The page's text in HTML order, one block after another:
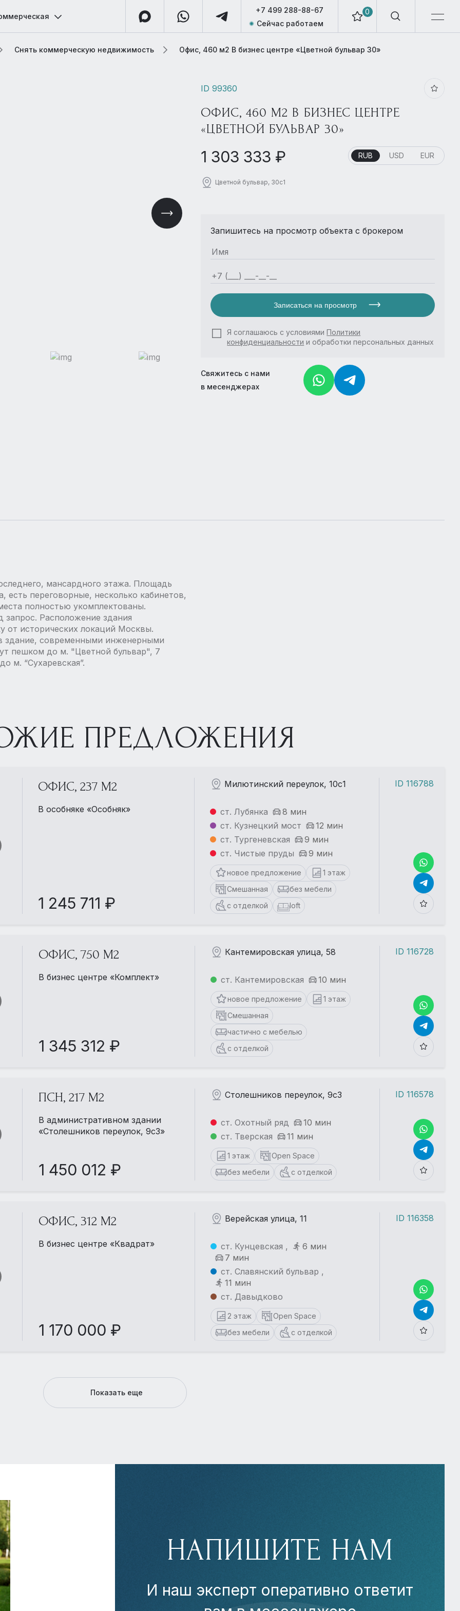
0
+7 499 288-88-67
Сейчас работаем
Снять коммерческую недвижимость Офис, 460 м2 В бизнес центре «Цветной бульвар 30»
ID 99360
ОФИС, 460 М2 В БИЗНЕС ЦЕНТРЕ
«ЦВЕТНОЙ БУЛЬВАР 30»
1 303 333 ₽ RUB USD EUR
Цветной бульвар, 30с1
Запишитесь на просмотр объекта с брокером
Записаться на просмотр
Я соглашаюсь с условиямиПолитики
конфиденциальности и обработки персональных данных
Свяжитесь с нами
в месенджерах
мансардного этажа. Площадь
есть переговорные, несколько кабинетов,
полностью укомплектованы.
запрос. Расположение здания
от исторических локаций Москвы.
здание, современными инженерными
пешком до м. "Цветной бульвар", 7
м. “Сухаревская”.
ПРЕДЛОЖЕНИЯ
ОФИС, 237 М2
В особняке «Особняк»
1 245 711 ₽
Милютинский переулок, 10с1
ст. Лубянка
8 мин
ст. Кузнецкий мост
12 мин
ст. Тургеневская
9 мин
ст. Чистые пруды
9 мин
новое предложение
1 этаж
Смешанная
без мебели
с отделкой
loft
ID 116788
ОФИС, 750 М2
В бизнес центре «Комплект»
1 345 312 ₽
Кантемировская улица, 58
ст. Кантемировская 10 мин
новое предложение
1 этаж
Смешанная
частично с мебелью
с отделкой
ID 116728
ПСН, 217 М2
В административном здании
«Столешников переулок, 9с3»
1 450 012 ₽
Столешников переулок, 9с3
ст. Охотный ряд
10 мин
ст. Тверская
11 мин
1 этаж
Open Space
без мебели
с отделкой
ID 116578
ОФИС, 312 М2
В бизнес центре «Квадрат»
1 170 000 ₽
Верейская улица, 11
ст. Кунцевская ,
6 мин
7 мин
ст. Славянский бульвар ,
11 мин
ст. Давыдково
2 этаж
Open Space
без мебели
с отделкой
ID 116358
Показать еще
НАПИШИТЕ НАМ
И наш эксперт оперативно ответит